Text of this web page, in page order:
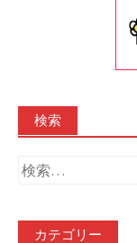
検索
検
カテゴリー